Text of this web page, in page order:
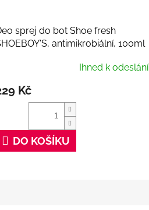
sprej do bot Shoe fresh
antimikrobiální, 100ml
Ihned k odeslání
Kč
DO KOŠÍKU